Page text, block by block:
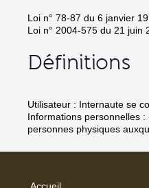
Loi n° 78-87 du 6 janvier
Loi n° 2004-575 du 21 juin
Définitions
Utilisateur : Internaute se
Informations personnelles
personnes physiques